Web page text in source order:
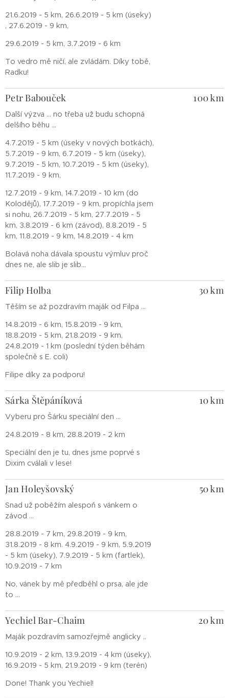
21.6.2019 - 5 km, 26.6.2019 - 5 km (úseky)
, 27.6.2019 - 9 km,
29.6.2019 - 5 km, 3.7.2019 - 6 km
To vedro mě ničí, ale zvládám. Díky tobě,
Radku!
Petr Babouček
Další výzva ... no třeba už budu schopná
delšího běhu ...
4.7.2019 - 5 km (úseky v nových botkách),
5.7.2019 - 9 km, 6.7.2019 - 5 km (úseky),
9.7.2019 - 5 km, 10.7.2019 - 5 km (úseky),
11.7.2019 - 9 km,
12.7.2019 - 9 km, 14.7.2019 - 10 km (do
Kolodějů), 17.7.2019 - 9 km, propíchla jsem
si nohu, 26.7.2019 - 5 km, 27.7.2019 - 5
km, 3.8.2019 - 6 km (závod), 8.8.2019 - 5
km, 11.8.2019 - 9 km, 14.8.2019 - 4 km
Bolavá noha dávala spoustu výmluv proč
dnes ne, ale slib je slib...
100 km
Filip Holba
Těším se až pozdravím maják od Filpa ...
14.8.2019 - 6 km, 15.8.2019 - 9 km,
18.8.2019 - 5 km, 21.8.2019 - 9 km,
24.8.2019 - 1 km (poslední týden běhám
společně s E. coli)
Filipe díky za podporu!
30 km
Sárka Štěpáníková
Vyberu pro Šárku speciální den ...
24.8.2019 - 8 km, 28.8.2019 - 2 km
Speciální den je tu, dnes jsme poprvé s
Dixim cválali v lese!
10 km
Jan Holeyšovský
Snad už poběžím alespoň s vánkem o
závod ...
28.8.2019 - 7 km, 29.8.2019 - 9 km,
31.8.2019 - 8 km. 4.9.2019 - 9 km, 5.9.2019
- 5 km (úseky), 7.9.2019 - 5 km (fartlek),
10.9.2019 - 7 km
No, vánek by mě předběhl o prsa, ale jde
to ...
50 km
Yechiel Bar-Chaim
Maják pozdravím samozřejmě anglicky ..
10.9.2019 - 2 km, 13.9.2019 - 4 km (úseky),
16.9.2019 - 5 km, 21.9.2019 - 9 km (terén)
Done! Thank you Yechiel!
20 km